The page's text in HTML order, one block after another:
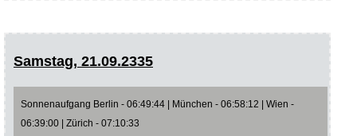
Samstag, 21.09.2335
Sonnenaufgang Berlin - 06:49:44 | München - 06:58:12 | Wien -
06:39:00 | Zürich - 07:10:33